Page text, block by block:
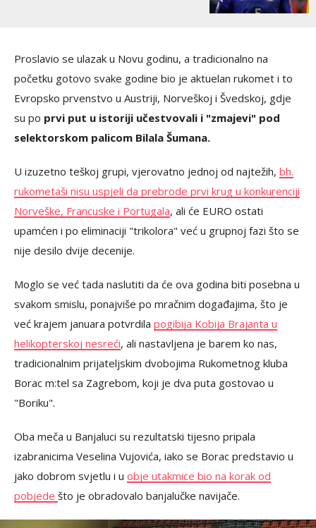
Proslavio se ulazak u Novu godinu, a tradicionalno na
početku gotovo svake godine bio je aktuelan rukomet i to
Evropsko prvenstvo u Austriji, Norveškoj i Švedskoj, gdje
su po prvi put u istoriji učestvovali i "zmajevi" pod
selektorskom palicom Bilala Šumana.
U izuzetno teškoj grupi, vjerovatno jednoj od najtežih, bh.
rukometaši nisu uspjeli da prebrode prvi krug u konkurenciji
Norveške, Francuske i Portugala, ali će EURO ostati
upamćen i po eliminaciji "trikolora" već u grupnoj fazi što se
nije desilo dvije decenije.
Moglo se već tada naslutiti da će ova godina biti posebna u
svakom smislu, ponajviše po mračnim događajima, što je
već krajem januara potvrdila pogibija Kobija Brajanta u
helikopterskoj nesreći, ali nastavljena je barem ko nas,
tradicionalnim prijateljskim dvobojima Rukometnog kluba
Borac m:tel sa Zagrebom, koji je dva puta gostovao u
"Boriku".
Oba meča u Banjaluci su rezultatski tijesno pripala
izabranicima Veselina Vujovića, iako se Borac predstavio u
jako dobrom svjetlu i u obje utakmice bio na korak od
pobjede što je obradovalo banjalučke navijače.